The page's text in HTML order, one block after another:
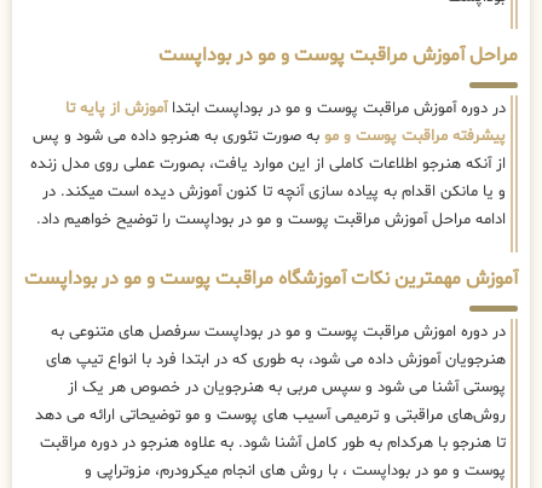
مراحل آموزش مراقبت پوست و مو در بوداپست
در دوره آموزش مراقبت پوست و مو در بوداپست ابتداآموزش از پایه تا
پیشرفته مراقبت پوست و مو به صورت تئوری به هنرجو داده می شود و پس
از آنکه هنرجو اطلاعات کاملی از این موارد یافت، بصورت عملی روی مدل زنده
و یا مانکن اقدام به پیاده سازی آنچه تا کنون آموزش دیده است میکند. در
ادامه مراحل آموزش مراقبت پوست و مو در بوداپست را توضیح خواهیم داد.
آموزش مهمترین نکات آموزشگاه مراقبت پوست و مو در بوداپست
در دوره اموزش مراقبت پوست و مو در بوداپست سرفصل های متنوعی به
هنرجویان آموزش داده می شود، به طوری که در ابتدا فرد با انواع تیپ های
پوستی آشنا می شود و سپس مربی به هنرجویان در خصوص هر یک از
روش‌های مراقبتی و ترمیمی آسیب های پوست و مو توضیحاتی ارائه می دهد
تا هنرجو با هرکدام به طور کامل آشنا شود. به علاوه هنرجو در دوره مراقبت
پوست و مو در بوداپست ، با روش های انجام میکرودرم، مزوتراپی و